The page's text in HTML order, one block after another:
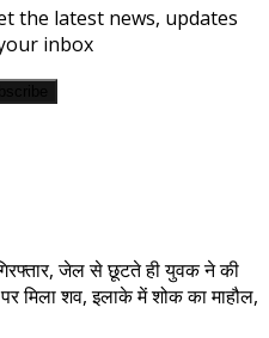
the latest news, updates
inbox
जेल से छूटते ही युवक ने की
मिला शव, इलाके में शोक का माहौल,